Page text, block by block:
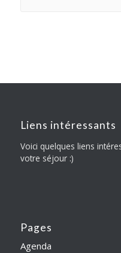
Liens intéressants
Voici quelques liens
votre séjour :)
Pages
Agenda